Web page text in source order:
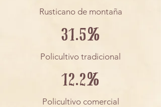
Rusticano de montaña
31.5%
Policultivo tradicional
12.2%
Policultivo comercial